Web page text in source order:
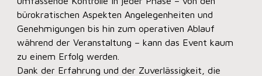
bürokratischen Aspekten Angelegenheiten und
Genehmigungen bis hin zum operativen Ablauf
während der Veranstaltung – kann das Event kaum
zu einem Erfolg werden.
Dank der Erfahrung und der Zuverlässigkeit, die